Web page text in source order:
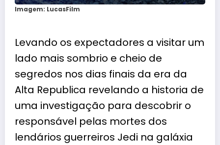
Imagem: LucasFilm
Levando os expectadores a visitar um
lado mais sombrio e cheio de
segredos nos dias finais da era da
Alta Republica revelando a historia de
uma investigação para descobrir o
responsável pelas mortes dos
lendários guerreiros Jedi na galáxia